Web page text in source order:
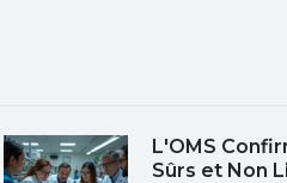
L'OMS
Sûrs et Non